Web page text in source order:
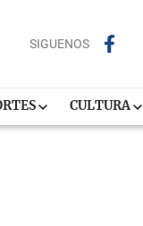
SIGUENOS
CULTURA